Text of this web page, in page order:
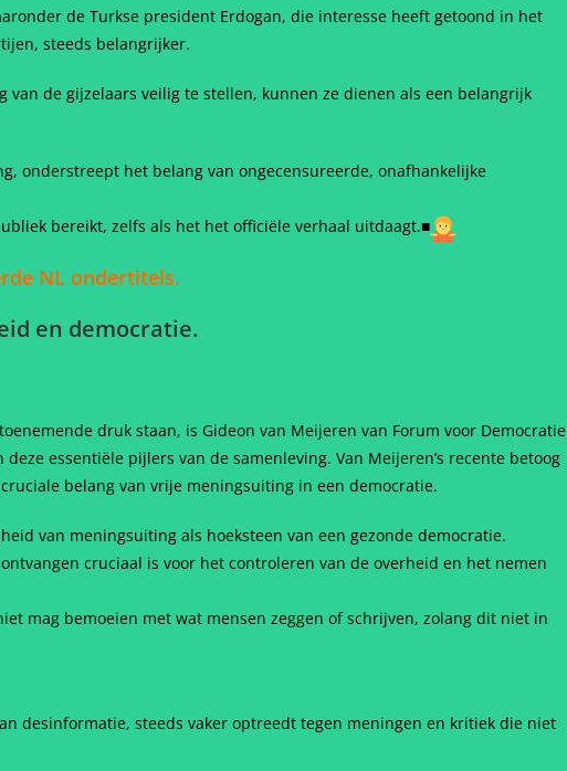
de Turkse president Erdogan, die interesse heeft getoond in het
steeds belangrijker.
van de gijzelaars veilig te stellen, kunnen ze dienen als een belangrijk
onderstreept het belang van ongecensureerde, onafhankelijke
bereikt, zelfs als het het officiële verhaal uitdaagt.■
NL ondertitels.
en democratie.
druk staan, is Gideon van Meijeren van Forum voor Democratie
essentiële pijlers van de samenleving. Van Meijeren’s recente betoog
belang van vrije meningsuiting in een democratie.
van meningsuiting als hoeksteen van een gezonde democratie.
cruciaal is voor het controleren van de overheid en het nemen
mag bemoeien met wat mensen zeggen of schrijven, zolang dit niet in
desinformatie, steeds vaker optreedt tegen meningen en kritiek die niet